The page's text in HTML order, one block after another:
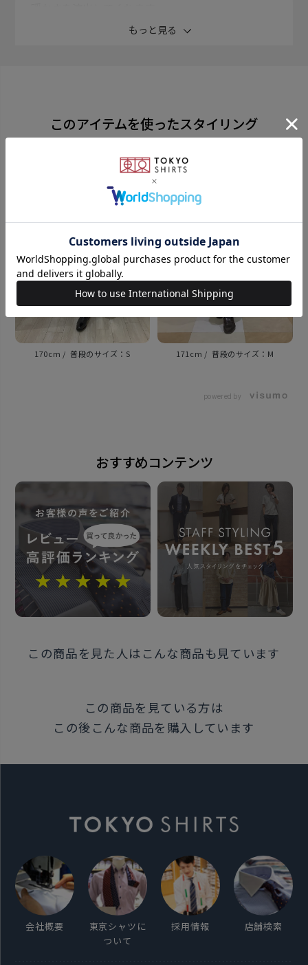
ウール50% ポリエステル50%
原産国
中国
発売日
2025年9月16日
もっと見る
このアイテムを使ったスタイリング
S
170cm M
171cm
powered by
おすすめコンテンツ
この商品を見た人はこんな商品も見ています
この商品を見ている方は
この後こんな商品を購入しています
会社概要
東京シャツに
ついて
採用情報 店舗検索